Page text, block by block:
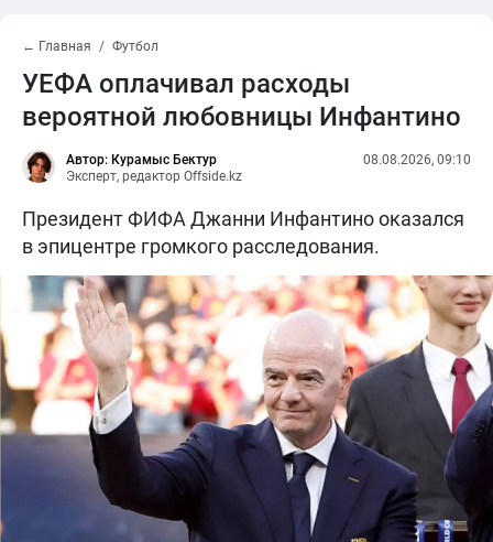
← Главная Футбол
УЕФА оплачивал расходы
вероятной любовницы Инфантино
Автор: Курамыс Бектур
Эксперт, редактор Offside.kz
08.08.2026, 09:10
Президент ФИФА Джанни Инфантино оказался
в эпицентре громкого расследования.